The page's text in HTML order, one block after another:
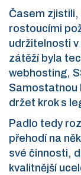
Časem zjistili,
rostoucími
udržitelnosti v
zátěží byla
webhosting,
Samostatnou
držet krok s
Padlo tedy
přehodí na
své činnosti,
kvalitnější